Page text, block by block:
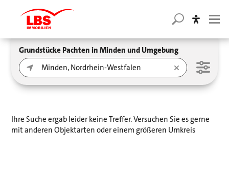
Grundstücke Pachten in Minden und Umgebung
Ihre Suche ergab leider keine Treffer. Versuchen Sie es gerne
mit anderen Objektarten oder einem größeren Umkreis